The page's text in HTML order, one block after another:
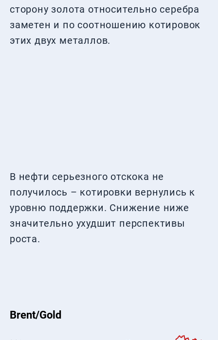
сторону золота относительно серебра
заметен и по соотношению котировок
этих двух металлов.
В нефти серьезного отскока не
получилось – котировки вернулись к
уровню поддержки. Снижение ниже
значительно ухудшит перспективы
роста.